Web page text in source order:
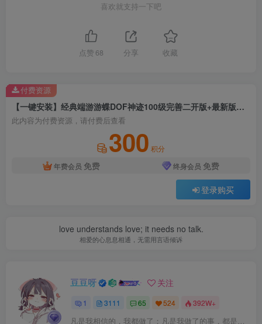
喜欢就支持一下吧
点赞 68 分享 收藏
【一键安装】经典端游游蝶DOF神迹100级完善二开版+最新版GM工具+VM镜像一键端+视频教程+配套客户端
此内容为付费资源，请付费后查看
300 积分
年费会员 免费 终身会员 免费
登录购买
付费资源
love understands love; it needs no talk.
相爱的心息息相通，无需用言语倾诉
豆豆呀 关注
1 3111 65 524 392W+
凡是我相信的，我都做了；凡是我做了的事，都是全身心地投入去做的